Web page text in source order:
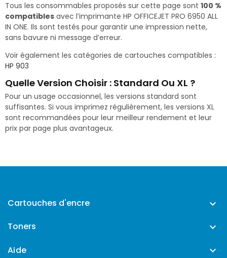
Tous les consommables proposés sur cette page sont 100 %
compatibles avec l’imprimante HP OFFICEJET PRO 6950 ALL
IN ONE. Ils sont testés pour garantir une impression nette,
sans bavure ni message d’erreur.
Voir également les catégories de cartouches compatibles :
HP 903
Quelle Version Choisir : Standard Ou XL ?
Pour un usage occasionnel, les versions standard sont
suffisantes. Si vous imprimez régulièrement, les versions XL
sont recommandées pour leur meilleur rendement et leur
prix par page plus avantageux.
Cartouches d'encre 
Toners 
Aide 